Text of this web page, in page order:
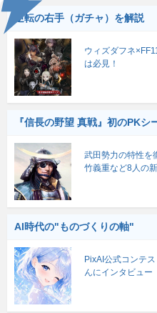
逆転の右手（ガチャ）を解説
ウィズダフネ
は必見！
『信長の野望 真戦』初のPKシ
武田勢力の特性
竹義重など8人の
AI時代の"ものづくりの軸"
PixAI公式コンテ
んにインタビュー